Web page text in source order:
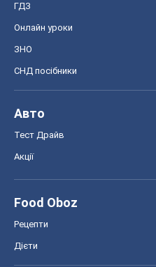
ГДЗ
Онлайн уроки
ЗНО
СНД посібники
Авто
Тест Драйв
Акції
Food Oboz
Рецепти
Дієти